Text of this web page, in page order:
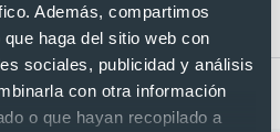
Además, compartimos
haga del sitio web con
sociales, publicidad y análisis
con otra información
o que hayan recopilado a
Desde 1,80 €